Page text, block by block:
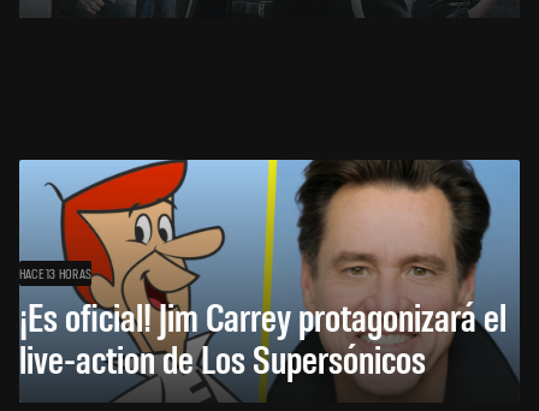
HACE 13 HORAS
¡Es oficial! Jim Carrey protagonizará el
live-action de Los Supersónicos